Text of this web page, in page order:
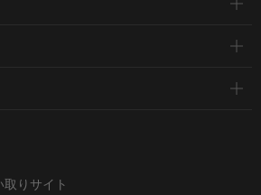
取りサイト